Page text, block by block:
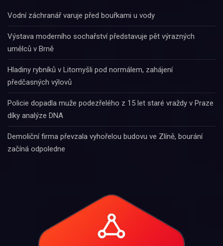
Vodní záchranář varuje před bouřkami u vody
Výstava moderního sochařství představuje pět výrazných
umělců v Brně
Hladiny rybníků v Litomyšli pod normálem, zahájení
předčasných výlovů
Policie dopadla muže podezřelého z 15 let staré vraždy v Praze
díky analýze DNA
Demoliční firma převzala vyhořelou budovu ve Zlíně, bourání
začíná odpoledne